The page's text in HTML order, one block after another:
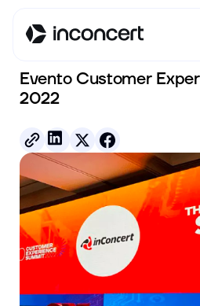
Ver todos los posts
Evento Customer
2022